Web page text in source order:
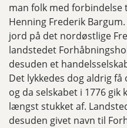
man folk med forbindelse
Henning Frederik
jord på det nordøstlige
landstedet
desuden et
Det lykkedes dog aldrig
og da selskabet i 1776
længst stukket af.
desuden givet navn til